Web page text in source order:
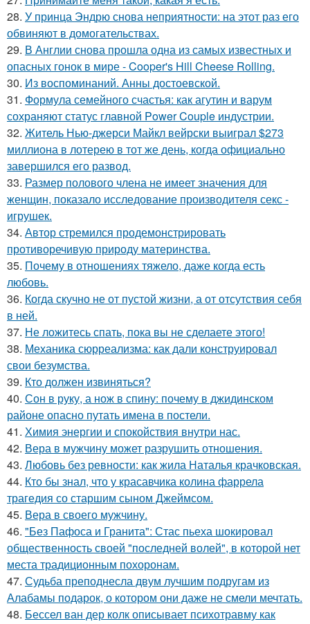
28. У принца Эндрю снова неприятности: на этот раз его
обвиняют в домогательствах.
29. В Англии снова прошла одна из самых известных и
опасных гонок в мире - Cooper's Hill Cheese Rolling.
30. Из воспоминаний. Анны достоевской.
31. Формула семейного счастья: как агутин и варум
сохраняют статус главной Power Couple индустрии.
32. Житель Нью-джерси Майкл вейрски выиграл $273
миллиона в лотерею в тот же день, когда официально
завершился его развод.
33. Размер полового члена не имеет значения для
женщин, показало исследование производителя секс -
игрушек.
34. Автор стремился продемонстрировать
противоречивую природу материнства.
35. Почему в отношениях тяжело, даже когда есть
любовь.
36. Когда скучно не от пустой жизни, а от отсутствия себя
в ней.
37. Не ложитесь спать, пока вы не сделаете этого!
38. Механика сюрреализма: как дали конструировал
свои безумства.
39. Кто должен извиняться?
40. Сон в руку, а нож в спину: почему в джидинском
районе опасно путать имена в постели.
41. Химия энергии и спокойствия внутри нас.
42. Вера в мужчину может разрушить отношения.
43. Любовь без ревности: как жила Наталья крачковская.
44. Кто бы знал, что у красавчика колина фаррела
трагедия со старшим сыном Джеймсом.
45. Вера в своего мужчину.
46. "Без Пафоса и Гранита": Стас пьеха шокировал
общественность своей "последней волей", в которой нет
места традиционным похоронам.
47. Судьба преподнесла двум лучшим подругам из
Алабамы подарок, о котором они даже не смели мечтать.
48. Бессел ван дер колк описывает психотравму как